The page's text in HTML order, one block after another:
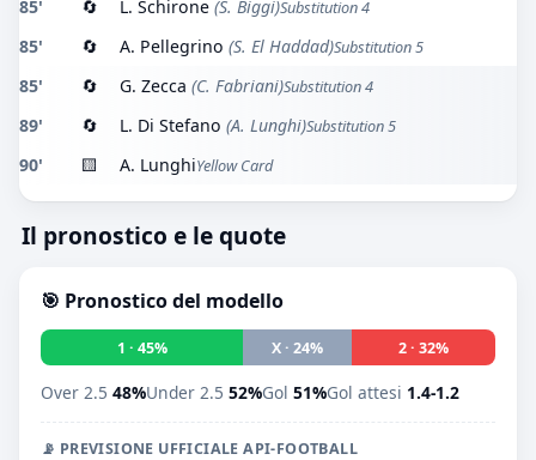
85' 🔄 L. Schirone (S. Biggi)Substitution 4
85' 🔄 A. Pellegrino (S. El Haddad)Substitution 5
85' 🔄 G. Zecca (C. Fabriani)Substitution 4
89' 🔄 L. Di Stefano (A. Lunghi)Substitution 5
90' 🟨 A. LunghiYellow Card
Il pronostico e le quote
🎯 Pronostico del modello
1 · 45% X · 24% 2 · 32%
Over 2.5 48%Under 2.5 52%Gol 51%Gol attesi 1.4-1.2
📡 PREVISIONE UFFICIALE API-FOOTBALL